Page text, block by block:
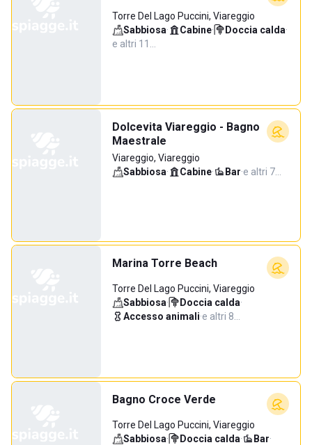
Torre Del Lago Puccini, Viareggio
Sabbiosa· Cabine· Doccia calda·
e altri 11…
Dolcevita Viareggio - Bagno
Maestrale
Viareggio, Viareggio
Sabbiosa· Cabine· Bar·e altri 7…
Marina Torre Beach
Torre Del Lago Puccini, Viareggio
Sabbiosa· Doccia calda·
Accesso animali·e altri 8…
Bagno Croce Verde
Torre Del Lago Puccini, Viareggio
Sabbiosa· Doccia calda· Bar·